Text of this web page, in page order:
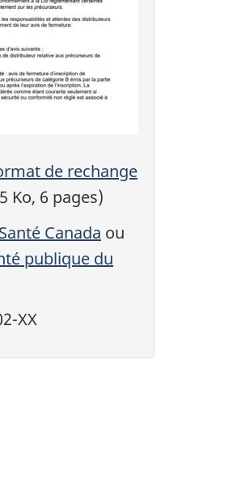
de rechange
Ko, 6 pages)
Santé Canada ou
publique du
XX